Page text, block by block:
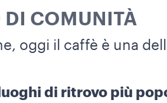
DI COMUNITÀ
oggi il caffè è una
di ritrovo più